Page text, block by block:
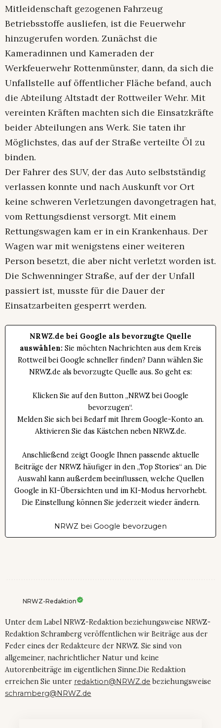
Mitleidenschaft gezogenen Fahrzeug
Betriebsstoffe ausliefen, ist die Feuerwehr
hinzugerufen worden. Zunächst die
Kameradinnen und Kameraden der
Werkfeuerwehr Rottenmünster, dann, da sich die
Unfallstelle auf öffentlicher Fläche befand, auch
die Abteilung Altstadt der Rottweiler Wehr. Mit
vereinten Kräften machten sich die Einsatzkräfte
beider Abteilungen ans Werk. Sie taten ihr
Möglichstes, das auf der Straße verteilte Öl zu
binden.
Der Fahrer des SUV, der das Auto selbstständig
verlassen konnte und nach Auskunft vor Ort
keine schweren Verletzungen davongetragen hat,
vom Rettungsdienst versorgt. Mit einem
Rettungswagen kam er in ein Krankenhaus. Der
Wagen war mit wenigstens einer weiteren
Person besetzt, die aber nicht verletzt worden ist.
Die Schwenninger Straße, auf der der Unfall
passiert ist, musste für die Dauer der
Einsatzarbeiten gesperrt werden.
NRWZ.de bei Google als bevorzugte Quelle
auswählen: Sie möchten Nachrichten aus dem Kreis
Rottweil bei Google schneller finden? Dann wählen Sie
NRWZ.de als bevorzugte Quelle aus. So geht es:
Klicken Sie auf den Button „NRWZ bei Google
bevorzugen“.
Melden Sie sich bei Bedarf mit Ihrem Google-Konto an.
Aktivieren Sie das Kästchen neben NRWZ.de.
Anschließend zeigt Google Ihnen passende aktuelle
Beiträge der NRWZ häufiger in den „Top Stories“ an. Die
Auswahl kann außerdem beeinflussen, welche Quellen
Google in KI-Übersichten und im KI-Modus hervorhebt.
Die Einstellung können Sie jederzeit wieder ändern.
NRWZ bei Google bevorzugen
NRWZ-Redaktion
Unter dem Label NRWZ-Redaktion beziehungsweise NRWZ-
Redaktion Schramberg veröffentlichen wir Beiträge aus der
Feder eines der Redakteure der NRWZ. Sie sind von
allgemeiner, nachrichtlicher Natur und keine
Autorenbeiträge im eigentlichen Sinne.Die Redaktion
erreichen Sie unter redaktion@NRWZ.de beziehungsweise
schramberg@NRWZ.de